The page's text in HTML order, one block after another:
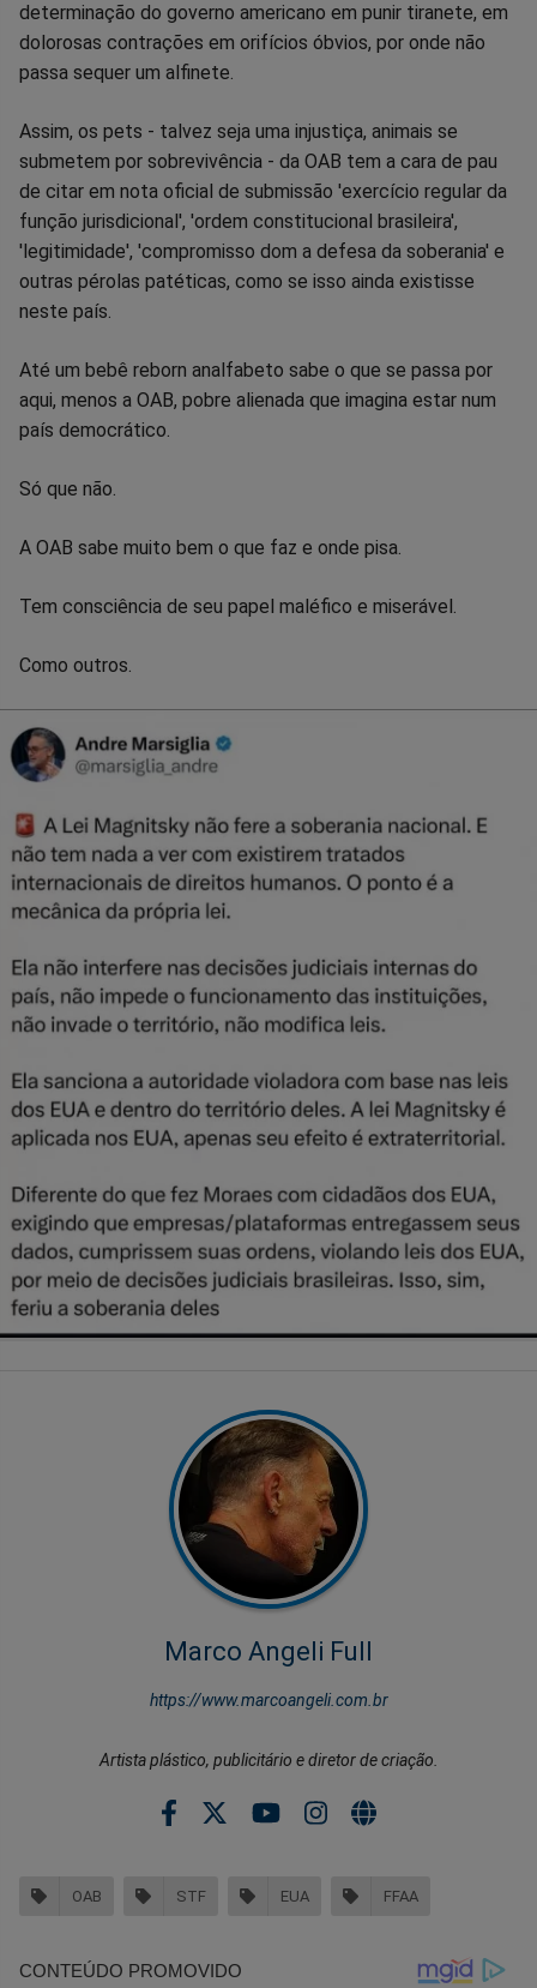
determinação do governo americano em punir tiranete, em
dolorosas contrações em orifícios óbvios, por onde não
passa sequer um alfinete.
Assim, os pets - talvez seja uma injustiça, animais se
submetem por sobrevivência - da OAB tem a cara de pau
de citar em nota oficial de submissão 'exercício regular da
função jurisdicional', 'ordem constitucional brasileira',
'legitimidade', 'compromisso dom a defesa da soberania' e
outras pérolas patéticas, como se isso ainda existisse
neste país.
Até um bebê reborn analfabeto sabe o que se passa por
aqui, menos a OAB, pobre alienada que imagina estar num
país democrático.
Só que não.
A OAB sabe muito bem o que faz e onde pisa.
Tem consciência de seu papel maléfico e miserável.
Como outros.
Marco Angeli Full
https://www.marcoangeli.com.br
Artista plástico, publicitário e diretor de criação.
OAB STF EUA FFAA